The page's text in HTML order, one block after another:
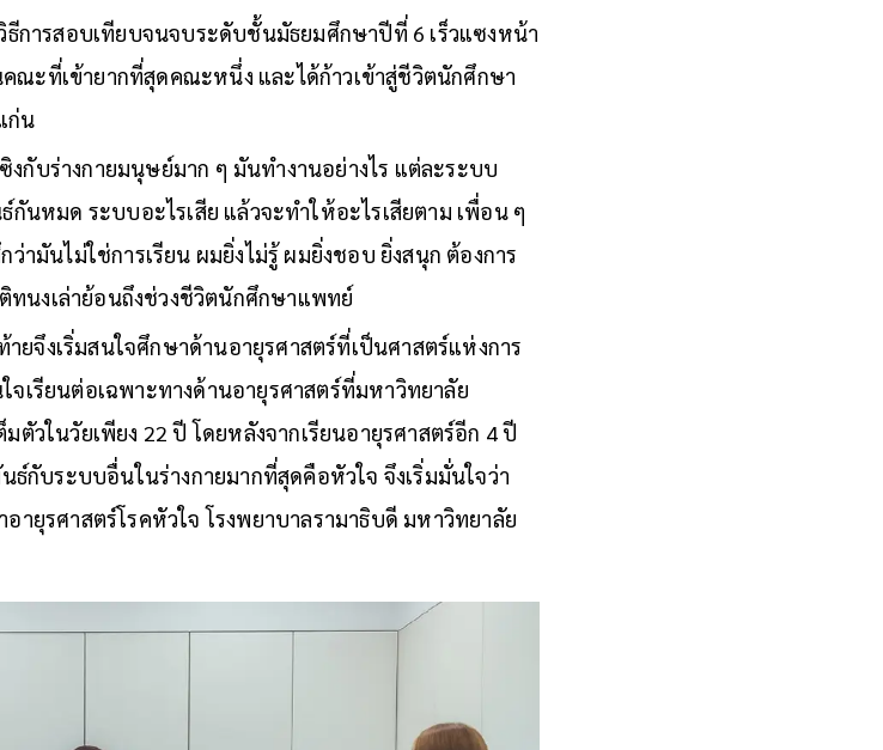
ธีการสอบเทียบจนจบระดับชั้นมัธยมศึกษาปีที่ 6 เร็วแซงหน้า
ณะที่เข้ายากที่สุดคณะหนึ่ง และได้ก้าวเข้าสู่ชีวิตนักศึกษา
ก่น
กับร่างกายมนุษย์มาก ๆ มันทำงานอย่างไร แต่ละระบบ
นหมด ระบบอะไรเสีย แล้วจะทำให้อะไรเสียตาม เพื่อน ๆ
ามันไม่ใช่การเรียน ผมยิ่งไม่รู้ ผมยิ่งชอบ ยิ่งสนุก ต้องการ
นงเล่าย้อนถึงช่วงชีวิตนักศึกษาแพทย์
ยจึงเริ่มสนใจศึกษาด้านอายุรศาสตร์ที่เป็นศาสตร์แห่งการ
เรียนต่อเฉพาะทางด้านอายุรศาสตร์ที่มหาวิทยาลัย
วในวัยเพียง 22 ปี โดยหลังจากเรียนอายุรศาสตร์อีก 4 ปี
กับระบบอื่นในร่างกายมากที่สุดคือหัวใจ จึงเริ่มมั่นใจว่า
ายุรศาสตร์โรคหัวใจ โรงพยาบาลรามาธิบดี มหาวิทยาลัย